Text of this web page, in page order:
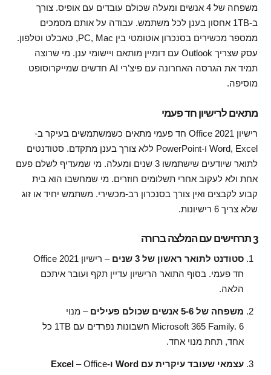
משפחה של 4 אנשים ומעלה שכולם עובדים עם אופיס. צורך
ב-1TB אחסון בענן לכל משתמש. עבודה על אותם מסמכים
ממספר מכשירים בסנכרון אוטומטי בין PC, Mac, טאבלט וטלפון.
עסק שצריך Outlook עם דומיין מותאם ויישומי ענן. מי שרוצה
תמיד את הגרסה האחרונה עם פיצ’רי AI חדשים שמייקרוסופט
מוסיפה.
מתאים לרישיון חד פעמי
רישיון Office 2021 חד פעמי מתאים כשמשתמשים בעיקר ב-
Word, Excel ו-PowerPoint ללא צורך בענן מתקדם. סטודנטים
לתואר שיודעים שישתמשו 3 שנים ומעלה. מי שמעדיף לשלם פעם
אחת ולא לעקוב אחרי תשלומים חוזרים. מי שמחשבו הוא בית
קבוע לקבצים ואין צורך בסנכרון רב-מכשירי. משתמש יחיד או זוג
שלא צריך 6 רישיונות.
3 תרחישים עם המלצה ברורה
סטודנט לתואר ראשון של 3 שנים
– רישיון Office 2021
חד פעמי. בסוף התואר הרישיון עדיין תקף ועובר איתכם
הלאה.
משפחה של 5-6 אנשים שכולם פעילים
– מנוי
Microsoft 365 Family. 6 חשבונות נפרדים עם 1TB כל
אחד, תחת מנוי אחד.
עצמאי שעובד עיקרית עם Word ו-Excel
– Office